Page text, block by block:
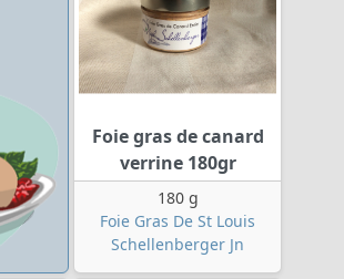
Foie gras de canard
verrine 180gr
180 g
Foie Gras De St Louis
Schellenberger Jn